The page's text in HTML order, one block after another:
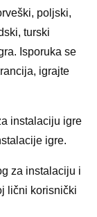
poljski,
turski
Isporuka se
igrajte
instalaciju igre
igre.
za instalaciju i
lični korisnički